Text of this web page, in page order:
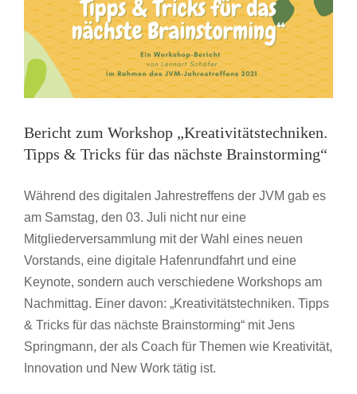
Einfach.
Jetzt.
Machen.
“
mit
Kajsa
Rahmen
des
Jahrestreffen
Bericht zum Workshop „Kreativitätstechniken.
Tipps & Tricks für das nächste Brainstorming“
Während des digitalen Jahrestreffens der JVM gab es
am Samstag, den 03. Juli nicht nur eine
Mitgliederversammlung mit der Wahl eines neuen
Vorstands, eine digitale Hafenrundfahrt und eine
Keynote, sondern auch verschiedene Workshops am
Nachmittag. Einer davon: „Kreativitätstechniken. Tipps
& Tricks für das nächste Brainstorming“ mit Jens
Springmann, der als Coach für Themen wie Kreativität,
Innovation und New Work tätig ist.